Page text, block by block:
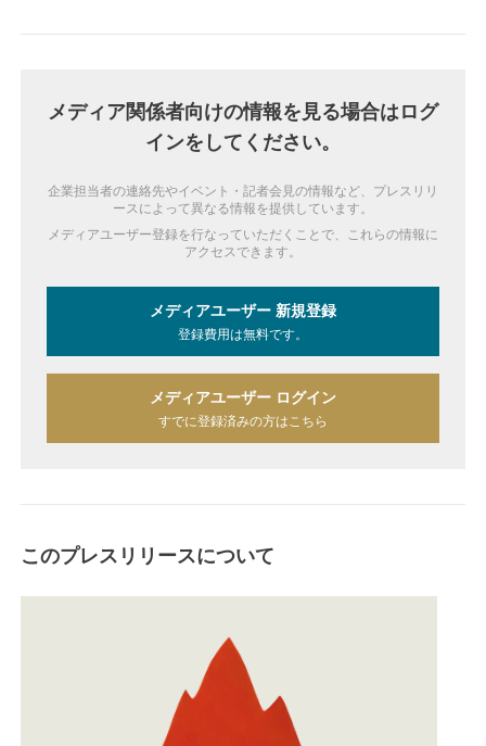
メディア関係者向けの情報を見る場合はログ
インをしてください。
企業担当者の連絡先やイベント・記者会見の情報など、プレスリリ
ースによって異なる情報を提供しています。
メディアユーザー登録を行なっていただくことで、これらの情報に
アクセスできます。
メディアユーザー 新規登録
登録費用は無料です。
メディアユーザー ログイン
すでに登録済みの方はこちら
このプレスリリースについて